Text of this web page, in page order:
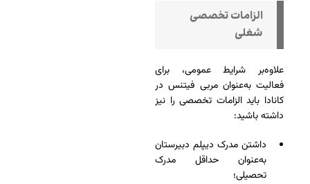
الزامات تخصصی
شغلی
علاوه‌بر شرایط عمومی، برای
فعالیت به‌عنوان مربی فیتنس در
کانادا باید الزامات تخصصی را نیز
داشته باشید:
داشتن مدرک دیپلم دبیرستان
به‌عنوان حداقل مدرک
تحصیلی؛